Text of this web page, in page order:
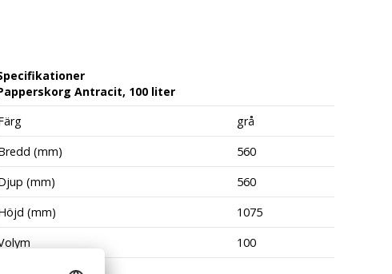
Antracit, 100 liter
grå
(mm)
560
(mm)
560
(mm)
1075
100